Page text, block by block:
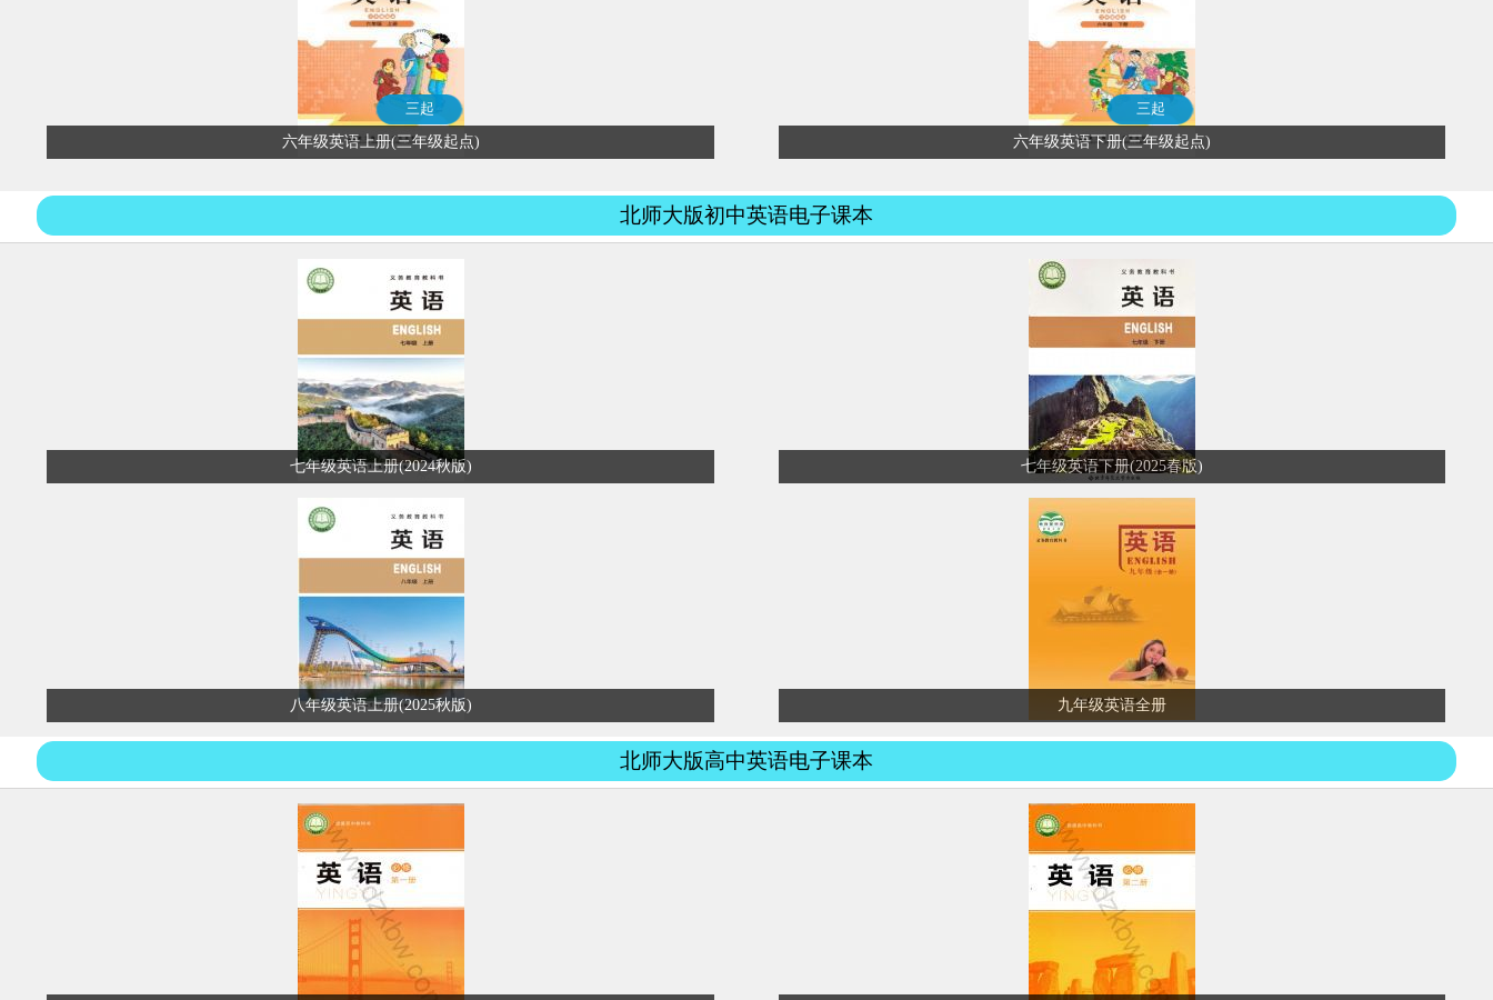
三起
六年级英语上册(三年级起点)
三起
六年级英语下册(三年级起点)
北师大版初中英语电子课本
七年级英语上册(2024秋版) 七年级英语下册(2025春版)
八年级英语上册(2025秋版) 九年级英语全册
北师大版高中英语电子课本